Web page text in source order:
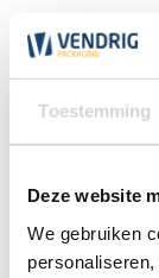
Toestemming
Deze website
We gebruiken
open tussen
0348